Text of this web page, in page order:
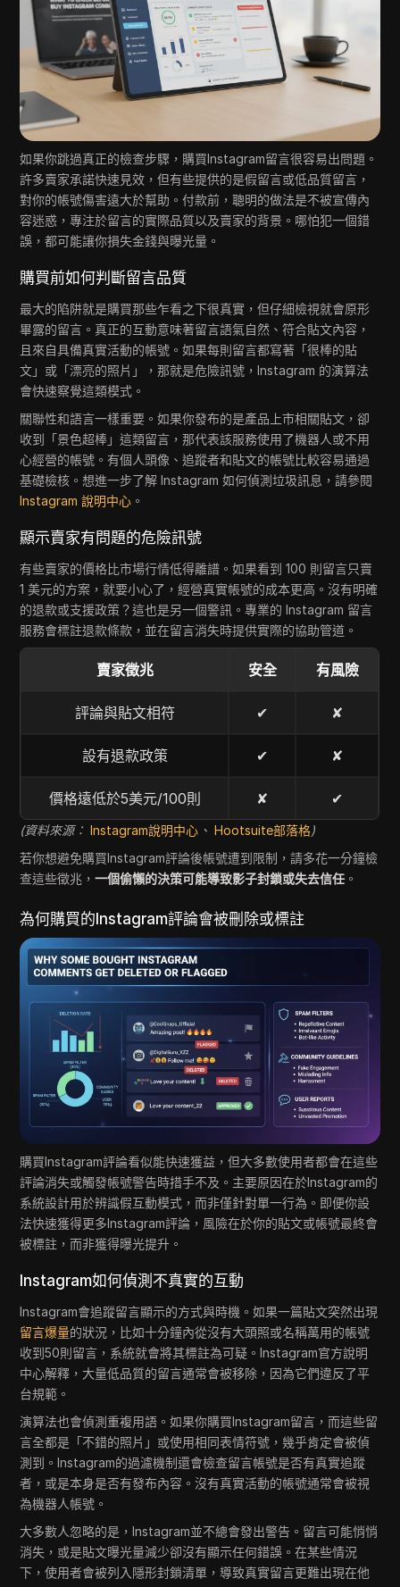
如果你跳過真正的檢查步驟，購買Instagram留言很容易出問題。
許多賣家承諾快速見效，但有些提供的是假留言或低品質留言，
對你的帳號傷害遠大於幫助。付款前，聰明的做法是不被宣傳內
容迷惑，專注於留言的實際品質以及賣家的背景。哪怕犯一個錯
誤，都可能讓你損失金錢與曝光量。
購買前如何判斷留言品質
最大的陷阱就是購買那些乍看之下很真實，但仔細檢視就會原形
畢露的留言。真正的互動意味著留言語氣自然、符合貼文內容，
且來自具備真實活動的帳號。如果每則留言都寫著「很棒的貼
文」或「漂亮的照片」，那就是危險訊號，Instagram 的演算法
會快速察覺這類模式。
關聯性和語言一樣重要。如果你發布的是產品上市相關貼文，卻
收到「景色超棒」這類留言，那代表該服務使用了機器人或不用
心經營的帳號。有個人頭像、追蹤者和貼文的帳號比較容易通過
基礎檢核。想進一步了解 Instagram 如何偵測垃圾訊息，請參閱
Instagram 說明中心 。
顯示賣家有問題的危險訊號
有些賣家的價格比市場行情低得離譜。如果看到 100 則留言只賣
1 美元的方案，就要小心了，經營真實帳號的成本更高。沒有明確
的退款或支援政策？這也是另一個警訊。專業的 Instagram 留言
服務會標註退款條款，並在留言消失時提供實際的協助管道。
賣家徵兆 安全 有風險
評論與貼文相符 ✔ ✘
設有退款政策 ✔ ✘
價格遠低於5美元/100則 ✘ ✔
(資料來源： Instagram說明中心 、 Hootsuite部落格)
若你想避免購買Instagram評論後帳號遭到限制，請多花一分鐘檢
查這些徵兆，一個偷懶的決策可能導致影子封鎖或失去信任 。
為何購買的Instagram評論會被刪除或標註
購買Instagram評論看似能快速獲益，但大多數使用者都會在這些
評論消失或觸發帳號警告時措手不及。主要原因在於Instagram的
系統設計用於辨識假互動模式，而非僅針對單一行為。即便你設
法快速獲得更多Instagram評論，風險在於你的貼文或帳號最終會
被標註，而非獲得曝光提升。
Instagram如何偵測不真實的互動
Instagram會追蹤留言顯示的方式與時機。如果一篇貼文突然出現
留言爆量的狀況，比如十分鐘內從沒有大頭照或名稱萬用的帳號
收到50則留言，系統就會將其標註為可疑。Instagram官方說明
中心解釋，大量低品質的留言通常會被移除，因為它們違反了平
台規範。
演算法也會偵測重複用語。如果你購買Instagram留言，而這些留
言全都是「不錯的照片」或使用相同表情符號，幾乎肯定會被偵
測到。Instagram的過濾機制還會檢查留言帳號是否有真實追蹤
者，或是本身是否有發布內容。沒有真實活動的帳號通常會被視
為機器人帳號。
大多數人忽略的是，Instagram並不總會發出警告。留言可能悄悄
消失，或是貼文曝光量減少卻沒有顯示任何錯誤。在某些情況
下，使用者會被列入隱形封鎖清單，導致真實留言更難出現在他